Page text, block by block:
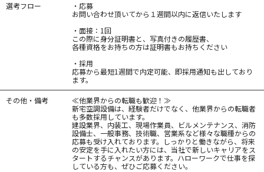
選考フロー
・応募
お問い合わせ頂いてから１週間以内に返信いたします
・面接：1回
この際に身分証明書と、写真付きの履歴書、
各種資格をお持ちの方は証明書もお持ちください
・採用
応募から最短1週間で内定可能、即採用通知も出しており
ます。
その他・備考
≪他業界からの転職も歓迎！≫
新宅空調設備は、経験者だけでなく、他業界からの転職者
も多数採用しています。
建設業界、内装工、現場作業員、ビルメンテナンス、消防
設備士、一般事務、技術職、営業系など様々な職種からの
応募も受け入れております。しっかりと働きながら、将来
の安定を手に入れたい方には、当社で新しいキャリアをス
タートするチャンスがあります。ハローワークで仕事を探
している方も、ぜひご応募ください。